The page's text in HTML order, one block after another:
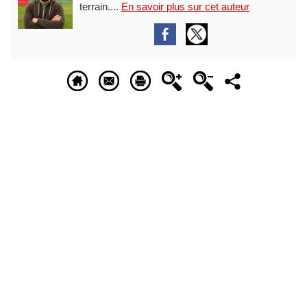
terrain.... En savoir plus sur cet auteur